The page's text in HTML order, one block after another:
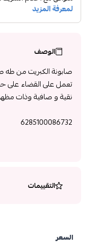
الوصف
صابونة الكبريت من طه
تعمل على القضاء على
نقية و صافية وذات
6285100086732
التقييمات
السعر